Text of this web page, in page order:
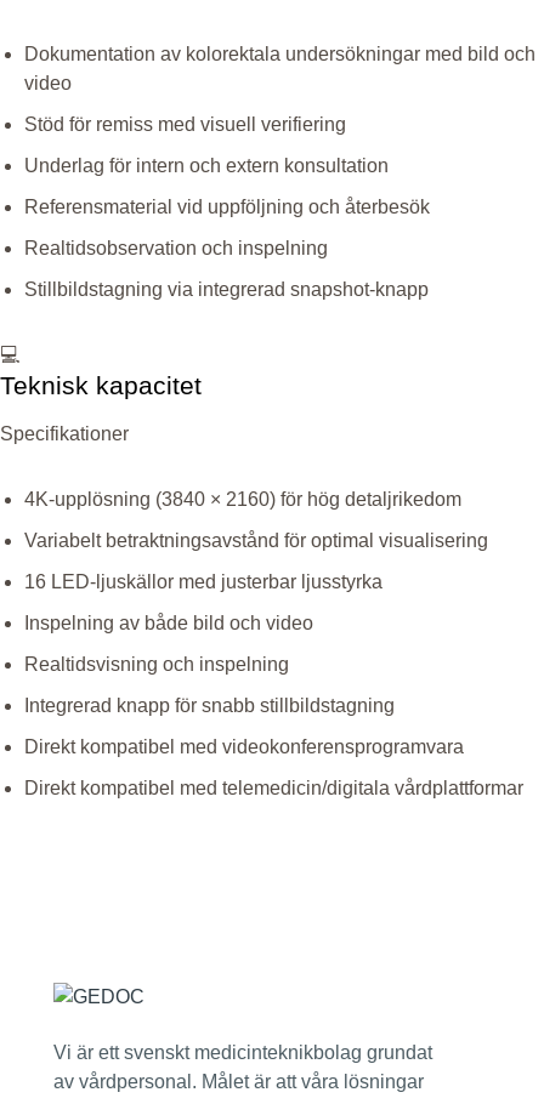
Dokumentation av kolorektala undersökningar med bild och
video
Stöd för remiss med visuell verifiering
Underlag för intern och extern konsultation
Referensmaterial vid uppföljning och återbesök
Realtidsobservation och inspelning
Stillbildstagning via integrerad snapshot-knapp
💻
Teknisk kapacitet
Specifikationer
4K-upplösning (3840 × 2160) för hög detaljrikedom
Variabelt betraktningsavstånd för optimal visualisering
16 LED-ljuskällor med justerbar ljusstyrka
Inspelning av både bild och video
Realtidsvisning och inspelning
Integrerad knapp för snabb stillbildstagning
Direkt kompatibel med videokonferensprogramvara
Direkt kompatibel med telemedicin/digitala vårdplattformar
Vi är ett svenskt medicinteknikbolag grundat
av vårdpersonal. Målet är att våra lösningar